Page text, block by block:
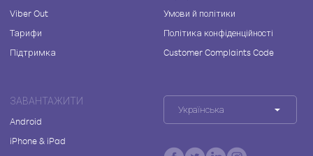
Viber Out
Тарифи
Підтримка
Умови й політики
Політика конфіденційності
Customer Complaints Code
ЗАВАНТАЖИТИ
Android
iPhone & iPad
Українська